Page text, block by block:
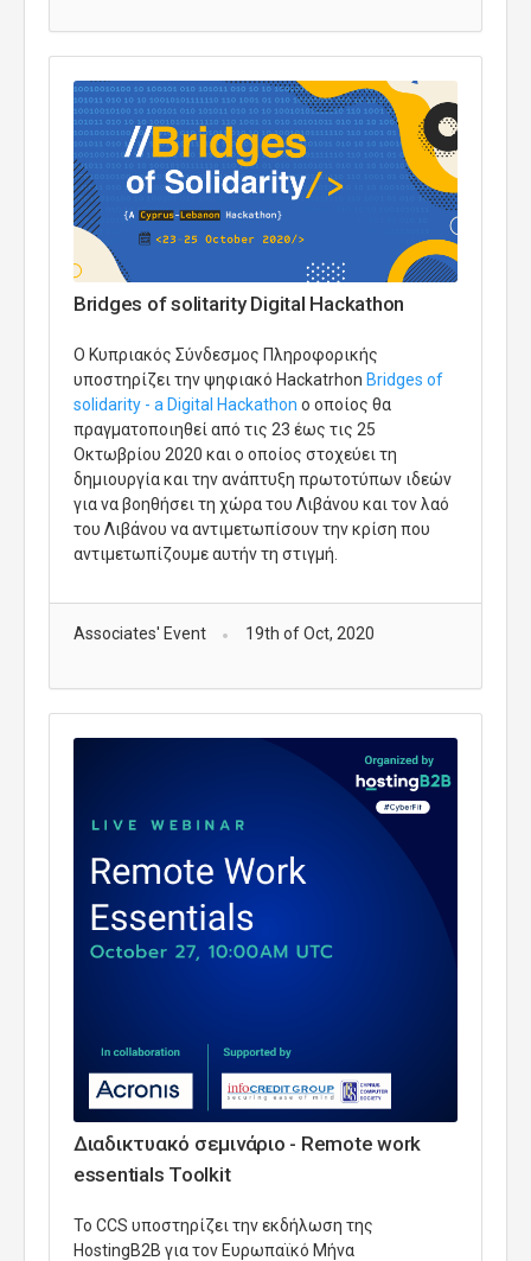
Bridges of solitarity Digital Hackathon
O Κυπριακός Σύνδεσμος Πληροφορικής
υποστηρίζει την ψηφιακό Hackatrhon Bridges of
solidarity - a Digital Hackathon ο οποίος θα
πραγματοποιηθεί από τις 23 έως τις 25
Οκτωβρίου 2020 και ο οποίος στοχεύει τη
δημιουργία και την ανάπτυξη πρωτοτύπων ιδεών
για να βοηθήσει τη χώρα του Λιβάνου και τον λαό
του Λιβάνου να αντιμετωπίσουν την κρίση που
αντιμετωπίζουμε αυτήν τη στιγμή.
Associates' Event 19th of Oct, 2020
Διαδικτυακό σεμινάριο - Remote work
essentials Toolkit
Το CCS υποστηρίζει την εκδήλωση της
HostingB2B για τον Ευρωπαϊκό Μήνα